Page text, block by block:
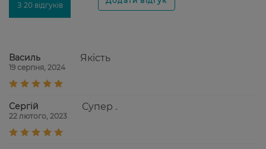
З 20 відгуків
Василь
19 серпня, 2024
Якість
Сергій
22 лютого, 2023
Супер .